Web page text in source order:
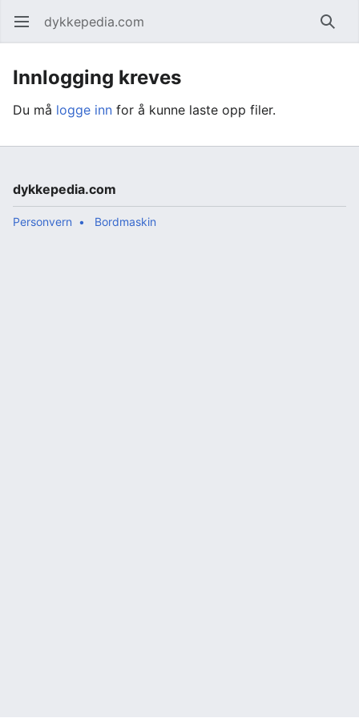
Åpne hovedmenyen dykkepedia.com Søk
Innlogging kreves
Du må logge inn for å kunne laste opp filer.
dykkepedia.com
Personvern Bordmaskin